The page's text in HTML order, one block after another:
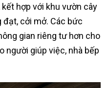
hợp với khu vườn cây
cởi mở. Các bức
gian riêng tư hơn cho
người giúp việc, nhà bếp